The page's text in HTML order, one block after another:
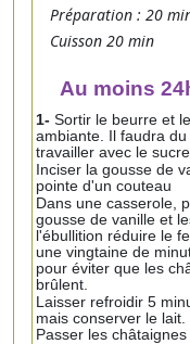
Préparation : 20
Cuisson 20 min
Au moins
1- Sortir le beurre et
ambiante. Il faudra
travailler avec le sucre.
Inciser la gousse de
pointe d'un couteau
Dans une casserole,
gousse de vanille et
l'ébullition réduire le
une vingtaine de
pour éviter que les
brûlent.
Laisser refroidir 5
mais conserver le
Passer les